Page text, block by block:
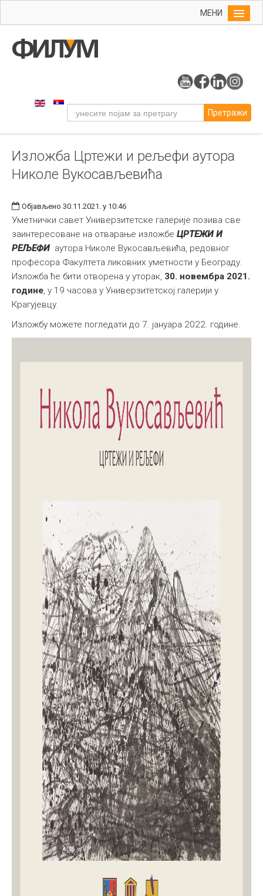
МЕНИ
Упис
Уметност
Музичка уметност
Примењена и ликовна уметност
Издаваштво
Библиотека
Студенти
Међународна
Претражи
Изложба Цртежи и рељефи аутора
Николе Вукосављевића
Објављено 30.11.2021. у 10:46
Уметнички савет Универзитетске галерије позива све
заинтересоване на отварање изложбе ЦРТЕЖИ И
РЕЉЕФИ аутора Николе Вукосављевића, редовног
професора Факултета ликовних уметности у Београду.
Изложба ће бити отворена у уторак, 30. новембра 2021.
године, у 19 часова у Универзитетској галерији у
Крагујевцу.
Изложбу можете погледати до 7. јануара 2022. године.